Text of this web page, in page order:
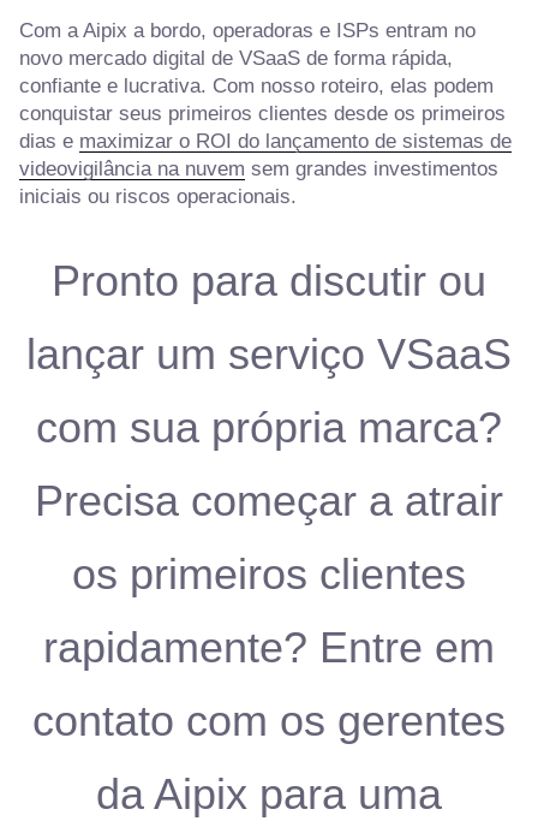
Com a Aipix a bordo, operadoras e ISPs entram no
novo mercado digital de VSaaS de forma rápida,
confiante e lucrativa. Com nosso roteiro, elas podem
conquistar seus primeiros clientes desde os primeiros
dias e maximizar o ROI do lançamento de sistemas de
videovigilância na nuvem sem grandes investimentos
iniciais ou riscos operacionais.
Pronto para discutir ou
lançar um serviço VSaaS
com sua própria marca?
Precisa começar a atrair
os primeiros clientes
rapidamente? Entre em
contato com os gerentes
da Aipix para uma